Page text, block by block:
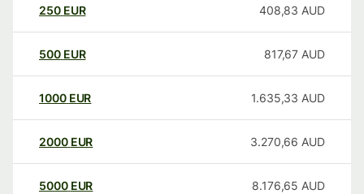
250 EUR 408,83 AUD
500 EUR 817,67 AUD
1000 EUR 1.635,33 AUD
2000 EUR 3.270,66 AUD
5000 EUR 8.176,65 AUD